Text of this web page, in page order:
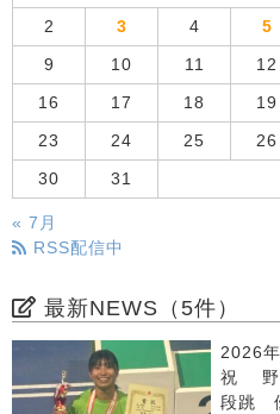
2 3 4 5
9 10 11 12
16 17 18 19
23 24 25 26
30 31
« 7月
RSS配信中
最新NEWS（5件）
2026
祝 野
段跳